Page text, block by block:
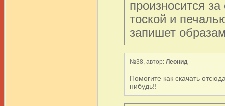
произносится
тоской и
запишет
№38, автор: Леонид
Помогите как скачать
нибудь!!